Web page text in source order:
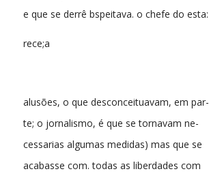
e que se derrê bspeitava. o chefe do esta:
rece;a
alusões, o que desconceituavam, em par-
te; o jornalismo, é que se tornavam ne-
cessarias algumas medidas) mas que se
acabasse com. todas as liberdades com